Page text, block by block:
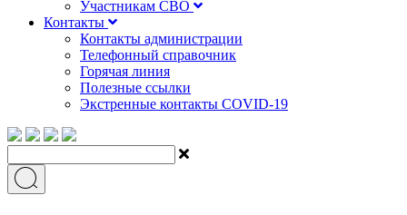
Участникам СВО
Контакты
Контакты администрации
Телефонный справочник
Горячая линия
Полезные ссылки
Экстренные контакты COVID-19